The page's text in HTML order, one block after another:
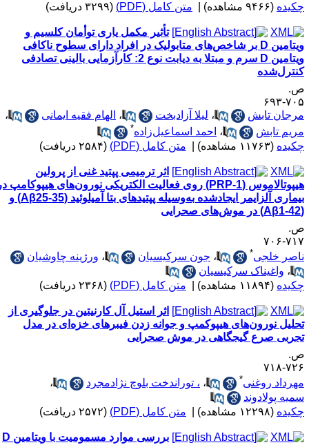
(۹۴۶۶ مشاهده) | متن کامل (PDF) (۳۲۹۹ دریافت)
تأثیر مکمل یاری توأمان کلسیم و
ویتامین D بر شاخص‌های متابولیک در افراد دارای سطوح ناکافی
ویتامین D سرم و مبتلا به دیابت نوع 2: کارآزمایی بالینی تصادفی
۶۹۳
تابش
،لیلا آزادبخت ،الهام فقیه ایمانی
،
تابش
،احمد اسماعیل‌زاده
(۱۱۷۶۳ مشاهده) | متن کامل (PDF) (۲۵۸۴ دریافت)
اثر ترمیمی پپتید غنی از پرولین
هیپوتالاموس (PRP-1) روی فعالیت الکتریکی نورون‌های هیپوکامپ در
بیماری آلزایمر ایجادشده به‌وسیله پپتیدهای بتا آمیلوئید (Aβ25-35) و
۷۰۶
خلجی
،جون سرکیسیان ،ورژینه چاوشیان
،واغیناک سرکیسیان
(۱۱۸۹۴ مشاهده) | متن کامل (PDF) (۲۳۶۸ دریافت)
اثر استیل آل کارنیتین در جلوگیری از
نورون‌های هیپوکمپ و جوانه زدن فیبرهای خزه‌ای در مدل
صرع گیجگاهی در موش صحرایی
۷۱۸
روغنی
،، توراندخت بلوچ نژادمجرد
،
پولادوند
(۱۲۲۹۸ مشاهده) | متن کامل (PDF) (۲۵۷۲ دریافت)
بررسی موارد مسمومیت با ویتامین D